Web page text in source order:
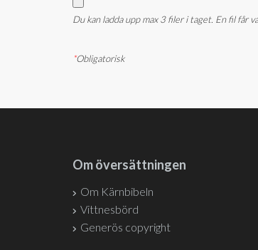
Du kan ladda upp max 3 filer i taget. En fil får
*Obligatorisk
Om översättningen
Om Kärnbibeln
Vittnesbörd
Generös copyright